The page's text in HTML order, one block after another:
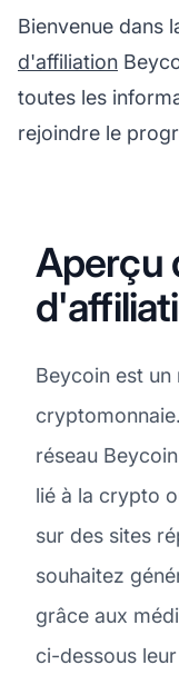
Bienvenue dans
d'affiliation
toutes les
rejoindre le
Aperçu
Beycoin est un
réseau
lié à la crypto
sur des sites
souhaitez
grâce aux
ci-dessous